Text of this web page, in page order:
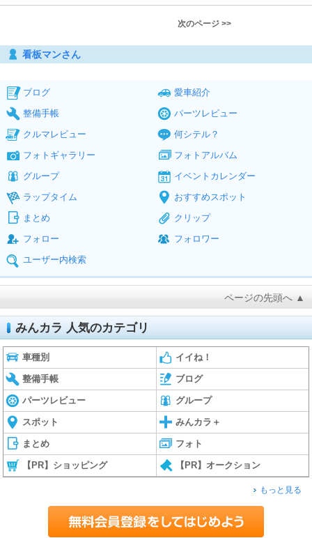
次のページ >>
看板マンさん
ブログ
愛車紹介
整備手帳
パーツレビュー
クルマレビュー
何シテル？
フォトギャラリー
フォトアルバム
グループ
イベントカレンダー
ラップタイム
おすすめスポット
まとめ
クリップ
フォロー
フォロワー
ユーザー内検索
ページの先頭へ ▲
みんカラ 人気のカテゴリ
車種別 イイね！
整備手帳 ブログ
パーツレビュー グループ
スポット みんカラ＋
まとめ フォト
【PR】ショッピング 【PR】オークション
もっと見る